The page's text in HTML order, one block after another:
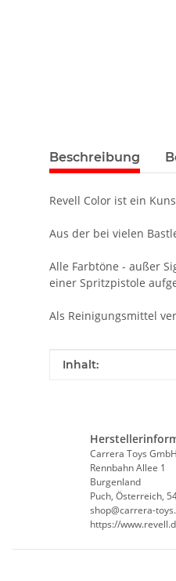
Beschreibung
Revell Color ist ein
Aus der bei vielen
Alle Farbtöne - außer
einer Spritzpistole
Als Reinigungsmittel
Produkteigenschaft
Wert
Inhalt:
Carrera Toys GmbH
Rennbahn Allee 1
Burgenland
Puch, Österreich,
shop@carrera-
https://